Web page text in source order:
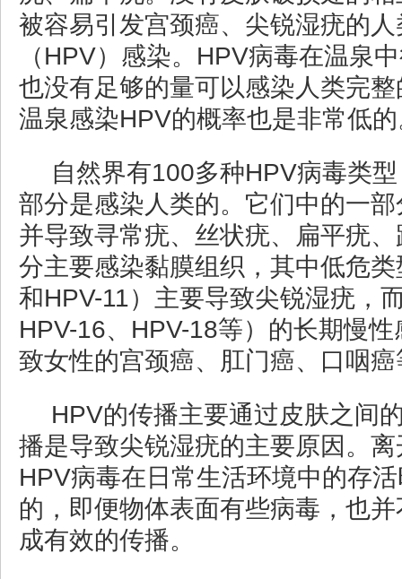
被容易引发宫颈癌、尖锐湿疣的
（HPV）感染。HPV病毒在温泉
也没有足够的量可以感染人类完
温泉感染HPV的概率也是非常低
自然界有100多种HPV病毒类
部分是感染人类的。它们中的一
并导致寻常疣、丝状疣、扁平疣
分主要感染黏膜组织，其中低危
和HPV-11）主要导致尖锐湿疣，
HPV-16、HPV-18等）的长期慢
致女性的宫颈癌、肛门癌、口咽癌
HPV的传播主要通过皮肤之间
播是导致尖锐湿疣的主要原因。
HPV病毒在日常生活环境中的存
的，即便物体表面有些病毒，也
成有效的传播。